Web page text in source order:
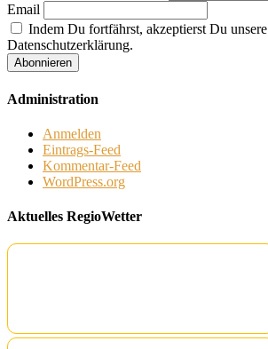
Email
Indem Du fortfährst, akzeptierst Du unsere
Datenschutzerklärung.
Administration
Anmelden
Eintrags-Feed
Kommentar-Feed
WordPress.org
Aktuelles RegioWetter